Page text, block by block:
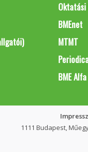
BMEnet
MTMT
BME Alfa
1111 Budapest,